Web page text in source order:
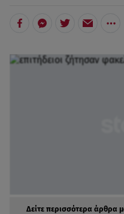
Δείτε περισσότερα άρθρα